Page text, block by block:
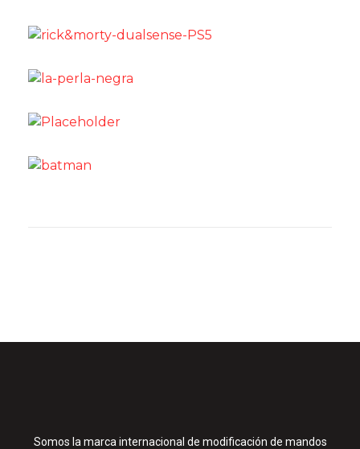
Somos la marca internacional de modificación de mandos